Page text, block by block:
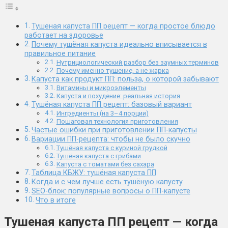
Тушеная капуста ПП рецепт — когда простое блюдо
работает на здоровье
Почему тушёная капуста идеально вписывается в
правильное питание
Нутрициологический разбор без заумных терминов
Почему именно тушение, а не жарка
Капуста как продукт ПП: польза, о которой забывают
Витамины и микроэлементы
Капуста и похудение: реальная история
Тушёная капуста ПП рецепт: базовый вариант
Ингредиенты (на 3–4 порции)
Пошаговая технология приготовления
Частые ошибки при приготовлении ПП-капусты
Вариации ПП-рецепта: чтобы не было скучно
Тушёная капуста с куриной грудкой
Тушёная капуста с грибами
Капуста с томатами без сахара
Таблица КБЖУ: тушёная капуста ПП
Когда и с чем лучше есть тушёную капусту
SEO-блок: популярные вопросы о ПП-капусте
Что в итоге
Тушеная капуста ПП рецепт — когда